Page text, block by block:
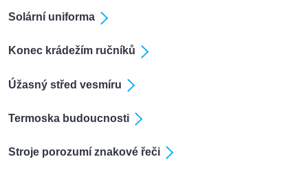
Solární uniforma
Konec krádežím ručníků
Úžasný střed vesmíru
Termoska budoucnosti
Stroje porozumí znakové řeči